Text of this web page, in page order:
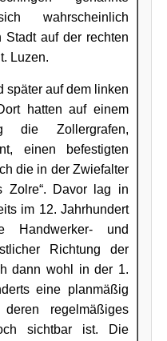
wahrscheinlich
Stadt auf der rechten
Luzen.
später auf dem linken
hatten auf einem
die Zollergrafen,
einen befestigten
die in der Zwiefalter
Zolre“. Davor lag in
im 12. Jahrhundert
Handwerker- und
Richtung der
dann wohl in der 1.
eine planmäßig
regelmäßiges
sichtbar ist. Die